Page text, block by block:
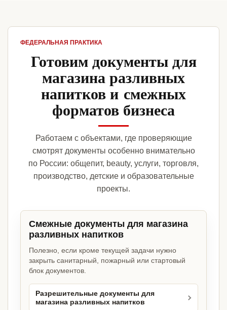
ФЕДЕРАЛЬНАЯ ПРАКТИКА
Готовим документы для
магазина разливных
напитков и смежных
форматов бизнеса
Работаем с объектами, где проверяющие
смотрят документы особенно внимательно
по России: общепит, beauty, услуги, торговля,
производство, детские и образовательные
проекты.
Смежные документы для магазина
разливных напитков
Полезно, если кроме текущей задачи нужно
закрыть санитарный, пожарный или стартовый
блок документов.
Разрешительные документы для
магазина разливных напитков